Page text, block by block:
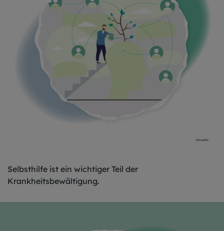
Novartis
Selbsthilfe ist ein wichtiger Teil der
Krankheitsbewältigung.